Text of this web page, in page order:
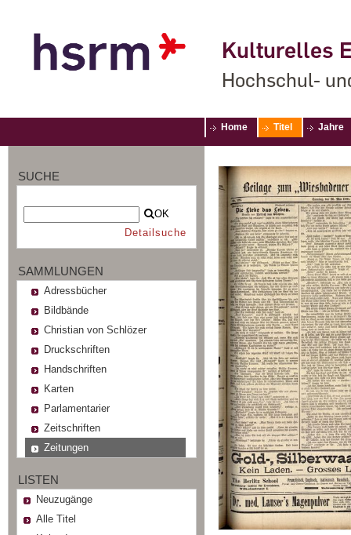
Kulturelles
Hochschul-
Home Titel Jahre
SUCHE
OK
Detailsuche
SAMMLUNGEN
Adressbücher
Bildbände
Christian von Schlözer
Druckschriften
Handschriften
Karten
Parlamentarier
Zeitschriften
Zeitungen
LISTEN
Neuzugänge
Alle Titel